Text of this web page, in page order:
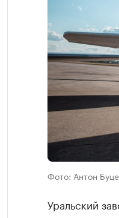
Фото: Антон
Уральский